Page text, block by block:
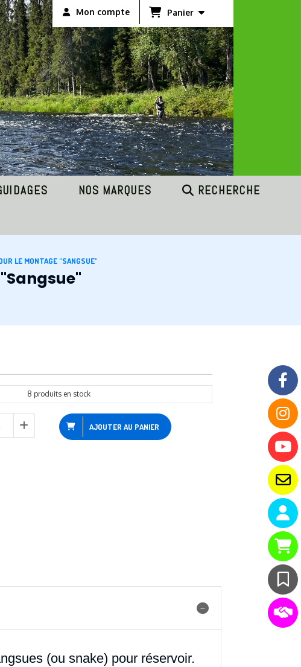
Mon compte Panier
NOS MARQUES
RECHERCHE
LE MONTAGE "SANGSUE"
8 produits en stock
AJOUTER AU PANIER
(ou snake) pour réservoir.